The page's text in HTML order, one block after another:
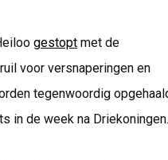
gestoptmet de
voor versnaperingen en
tegenwoordig
in de week na Driekoningen.